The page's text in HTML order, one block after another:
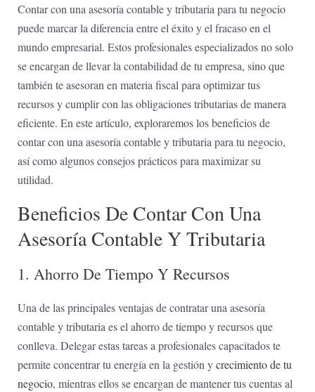
Contar ‍con una asesoría​ contable y tributaria para tu negocio
puede marcar⁢ la​ diferencia entre el ‌éxito y el fracaso en⁢ el
mundo empresarial. Estos profesionales especializados ⁢no solo
se encargan de llevar ⁣la ‌contabilidad⁤ de tu empresa, sino que
también te asesoran en materia fiscal para optimizar ⁣tus
⁤recursos y⁤ cumplir con​ las ⁤obligaciones tributarias de manera
eficiente.​ En este artículo, ⁣exploraremos‌ los beneficios de
contar con una asesoría contable y‌ tributaria para ‌tu negocio,
así como algunos consejos prácticos ‌para maximizar su
utilidad.
Beneficios‍ De‍ Contar Con⁤ Una
‌asesoría Contable ⁤y​ Tributaria
1. Ahorro De ‍tiempo Y Recursos
Una de las principales ventajas de contratar una asesoría
contable y tributaria es el‌ ahorro de⁤ tiempo ⁣y recursos que
conlleva. Delegar estas tareas a profesionales capacitados te
permite concentrar⁤ tu energía en la gestión ycrecimiento de tu
negocio, mientras ellos se encargan de mantener tus cuentas al